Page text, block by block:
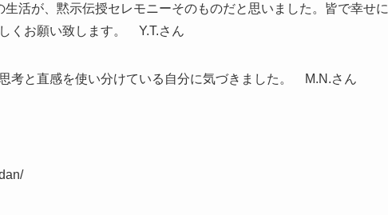
活が、黙示伝授セレモニーそのものだと思いました。皆で幸せに
くお願い致します。 Y.T.さん
考と直感を使い分けている自分に気づきました。 M.N.さん